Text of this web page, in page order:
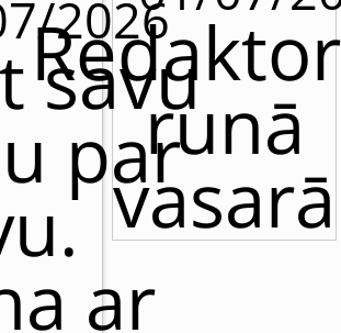
2026
savu
par
ar
runā
vasarā